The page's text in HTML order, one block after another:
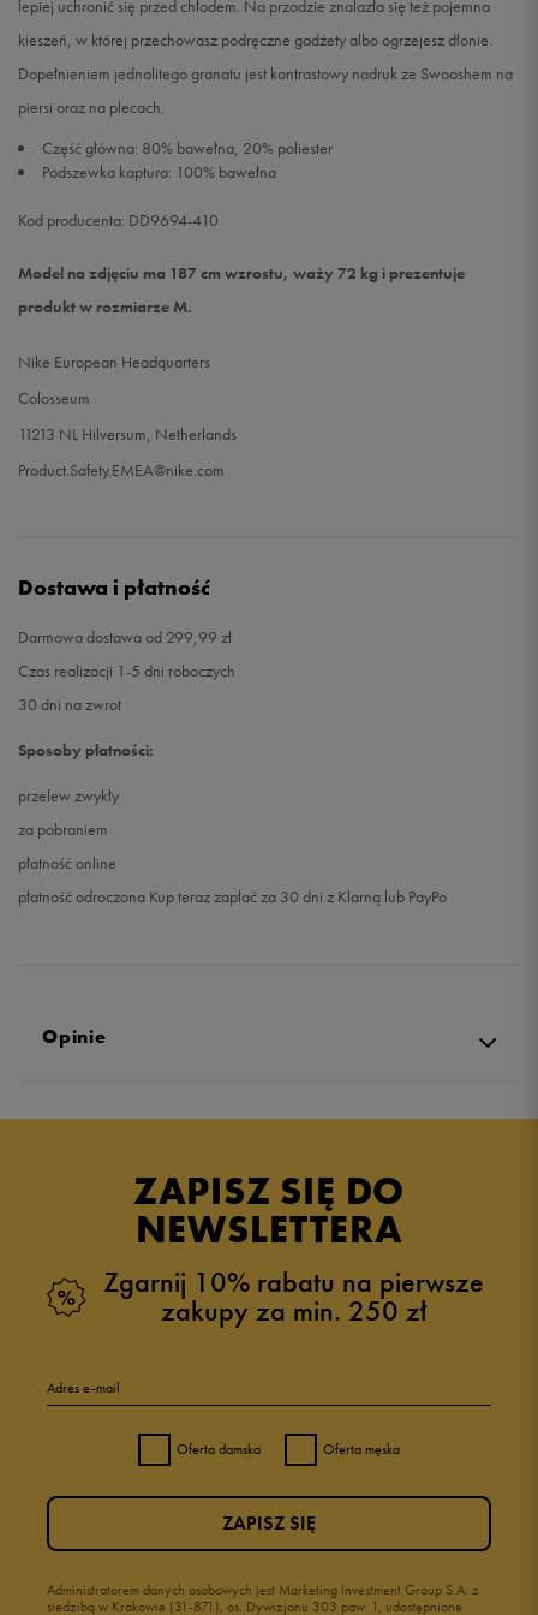
lepiej uchronić się przed chłodem. Na przodzie znalazła się też pojemna
kieszeń, w której przechowasz podręczne gadżety albo ogrzejesz dłonie.
Dopełnieniem jednolitego granatu jest kontrastowy nadruk ze Swooshem na
piersi oraz na plecach.
Część główna: 80% bawełna, 20% poliester
Podszewka kaptura: 100% bawełna
Kod producenta: DD9694-410
Model na zdjęciu ma 187 cm wzrostu, waży 72 kg i prezentuje
produkt w rozmiarze M.
Nike European Headquarters
Colosseum
11213 NL Hilversum, Netherlands
Product.Safety.EMEA@nike.com
Dostawa i płatność
Darmowa dostawa od 299,99 zł
Czas realizacji 1-5 dni roboczych
30 dni na zwrot
Sposoby płatności:
przelew zwykły
za pobraniem
płatność online
płatność odroczona Kup teraz zapłać za 30 dni z Klarną lub PayPo
Opinie
5.0
zebranych i zweryfikowanych przez
4 0%
1 0%
ZAPISZ SIĘ DO
NEWSLETTERA
Zgarnij 10% rabatu na pierwsze
zakupy za min. 250 zł
Adres e-mail
Oferta damska Oferta męska
Administratorem danych osobowych jest Marketing Investment Group S.A. z
siedzibą w Krakowie (31-871), os. Dywizjonu 303 paw. 1, udostępnione
ZAPISZ SIĘ